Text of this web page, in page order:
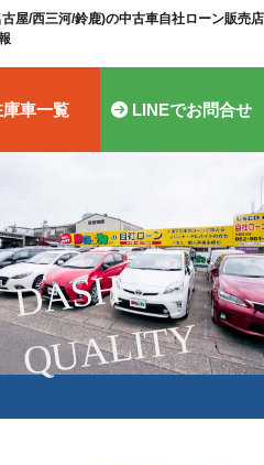
屋/西三河/鈴鹿)の中古車自社ローン販売
車一覧 LINEでお問合せ
D
A
S
H
Q
U
A
LI
T
Y